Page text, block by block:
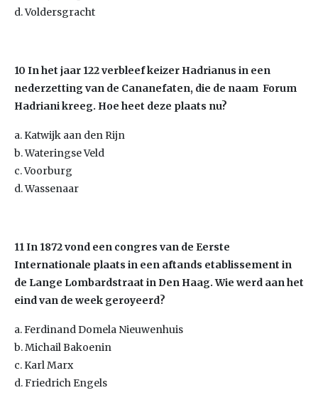
d. Voldersgracht
10 In het jaar 122 verbleef keizer Hadrianus in een
nederzetting van de Cananefaten, die de naam Forum
Hadriani kreeg. Hoe heet deze plaats nu?
a. Katwijk aan den Rijn
b. Wateringse Veld
c. Voorburg
d. Wassenaar
11 In 1872 vond een congres van de Eerste
Internationale plaats in een aftands etablissement in
de Lange Lombardstraat in Den Haag. Wie werd aan het
eind van de week geroyeerd?
a. Ferdinand Domela Nieuwenhuis
b. Michail Bakoenin
c. Karl Marx
d. Friedrich Engels